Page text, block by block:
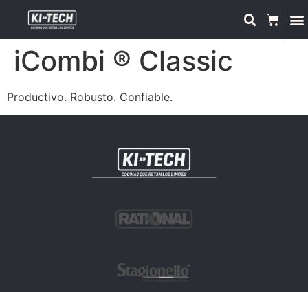
iCombi ® Classic
Productivo. Robusto. Confiable.